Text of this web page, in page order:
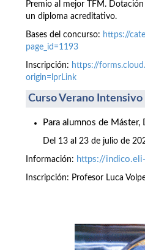
Premio al mejor TFM.
un diploma acreditativo.
Bases del concurso: https://
page_id=1193
Inscripción: https://
origin=lprLink
Curso Verano Intensivo
Para alumnos de
Del 13 al 23 de julio de
Información: https://
Inscripción: Profesor Luca